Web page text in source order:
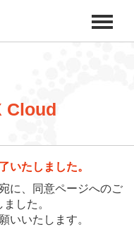
Cloud
いたしました。
に、同意ページへのご
した。
いいたします。